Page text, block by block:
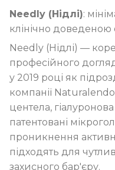
Needly (Нідлі):
клінічно доведеною
Needly (Нідлі) —
професійного
у 2019 році як
компанії
центела,
патентовані
проникнення
підходять для
захисного бар'єру.